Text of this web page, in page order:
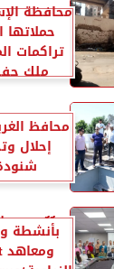
محافظة
حملاتها
تراكمات
ملك
محافظ
إحلال
بأنشطة